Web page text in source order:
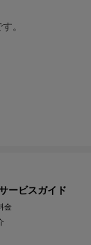
。
ービスガイド
金